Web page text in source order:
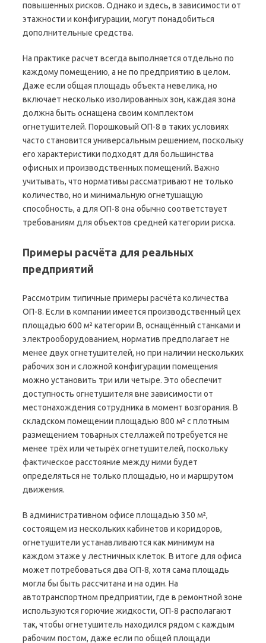
повышенных рисков. Однако и здесь, в зависимости от
этажности и конфигурации, могут понадобиться
дополнительные средства.
На практике расчет всегда выполняется отдельно по
каждому помещению, а не по предприятию в целом.
Даже если общая площадь объекта невелика, но
включает несколько изолированных зон, каждая зона
должна быть оснащена своим комплектом
огнетушителей. Порошковый ОП-8 в таких условиях
часто становится универсальным решением, поскольку
его характеристики подходят для большинства
офисных и производственных помещений. Важно
учитывать, что нормативы рассматривают не только
количество, но и минимальную огнетушащую
способность, а для ОП-8 она обычно соответствует
требованиям для объектов средней категории риска.
Примеры расчёта для реальных
предприятий
Рассмотрим типичные примеры расчёта количества
ОП-8. Если в компании имеется производственный цех
площадью 600 м² категории В, оснащённый станками и
электрооборудованием, норматив предполагает не
менее двух огнетушителей, но при наличии нескольких
рабочих зон и сложной конфигурации помещения
можно установить три или четыре. Это обеспечит
доступность огнетушителя вне зависимости от
местонахождения сотрудника в момент возгорания. В
складском помещении площадью 800 м² с плотным
размещением товарных стеллажей потребуется не
менее трёх или четырёх огнетушителей, поскольку
фактическое расстояние между ними будет
определяться не только площадью, но и маршрутом
движения.
В административном офисе площадью 350 м²,
состоящем из нескольких кабинетов и коридоров,
огнетушители устанавливаются как минимум на
каждом этаже у лестничных клеток. В итоге для офиса
может потребоваться два ОП-8, хотя сама площадь
могла бы быть рассчитана и на один. На
автотранспортном предприятии, где в ремонтной зоне
используются горючие жидкости, ОП-8 располагают
так, чтобы огнетушитель находился рядом с каждым
рабочим постом, даже если по общей площади